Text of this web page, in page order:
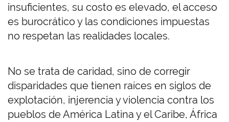
insuficientes, su costo es elevado, el acceso
es burocrático y las condiciones impuestas
no respetan las realidades locales.
No se trata de caridad, sino de corregir
disparidades que tienen raíces en siglos de
explotación, injerencia y violencia contra los
pueblos de América Latina y el Caribe, África